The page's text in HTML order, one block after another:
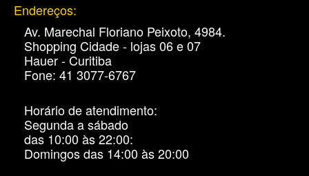
Endereços:
Av. Marechal Floriano Peixoto, 4984.
Shopping Cidade - lojas 06 e 07
Hauer - Curitiba
Fone: 41 3077-6767
Horário de atendimento:
Segunda a sábado
das 10:00 às 22:00:
Domingos das 14:00 às 20:00